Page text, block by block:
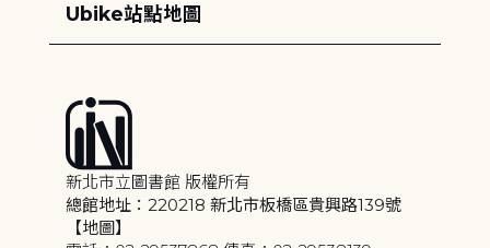
Ubike站點地圖
新北市立圖書館 版權所有
總館地址：220218 新北市板橋區貴興路139號
【地圖】